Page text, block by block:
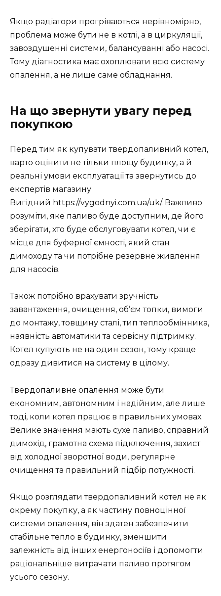
Якщо радіатори прогріваються нерівномірно,
проблема може бути не в котлі, а в циркуляції,
завоздушенні системи, балансуванні або насосі.
Тому діагностика має охоплювати всю систему
опалення, а не лише саме обладнання.
На що звернути увагу перед
покупкою
Перед тим як купувати твердопаливний котел,
варто оцінити не тільки площу будинку, а й
реальні умови експлуатації та звернутись до
експертів магазину
Вигідний https://vygodnyi.com.ua/uk/. Важливо
розуміти, яке паливо буде доступним, де його
зберігати, хто буде обслуговувати котел, чи є
місце для буферної ємності, який стан
димоходу та чи потрібне резервне живлення
для насосів.
Також потрібно врахувати зручність
завантаження, очищення, об’єм топки, вимоги
до монтажу, товщину сталі, тип теплообмінника,
наявність автоматики та сервісну підтримку.
Котел купують не на один сезон, тому краще
одразу дивитися на систему в цілому.
Твердопаливне опалення може бути
економним, автономним і надійним, але лише
тоді, коли котел працює в правильних умовах.
Велике значення мають сухе паливо, справний
димохід, грамотна схема підключення, захист
від холодної зворотної води, регулярне
очищення та правильний підбір потужності.
Якщо розглядати твердопаливний котел не як
окрему покупку, а як частину повноцінної
системи опалення, він здатен забезпечити
стабільне тепло в будинку, зменшити
залежність від інших енергоносіїв і допомогти
раціональніше витрачати паливо протягом
усього сезону.